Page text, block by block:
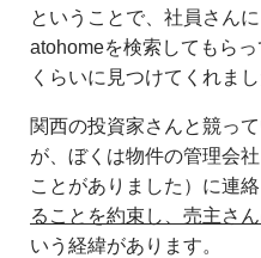
ということで、社員さん
atohomeを検索してもら
くらいに見つけてくれまし
関西の投資家さんと競っ
が、ぼくは物件の管理会
ことがありました）に連絡
ることを約束し、売主さ
いう経緯があります。